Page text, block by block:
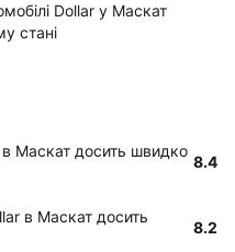
Dollar у Маскат
стані
Маскат досить швидко
8.4
в Маскат досить
8.2